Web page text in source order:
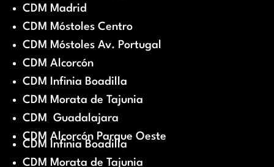
CDM Madrid
CDM Móstoles Centro
CDM Móstoles Av. Portugal
CDM Alcorcón
CDM Infinia Boadilla
CDM Morata de Tajunia
CDM Guadalajara
CDM Alcorcón Parque Oeste
CDM Infinia Boadilla
CDM Morata de Tajunia